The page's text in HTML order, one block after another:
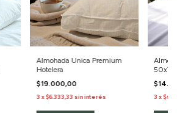
Almohada Unica Premium
Hotelera
$19.000,00
3x$6.333,33 sin interés
50x70
3 x